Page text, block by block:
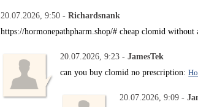
20.07.2026, 9:50 -Richardsnank
https://hormonepathpharm.shop/# cheap clomid without
20.07.2026, 9:23 -JamesTek
can you buy clomid no prescription:
20.07.2026, 9:09 -